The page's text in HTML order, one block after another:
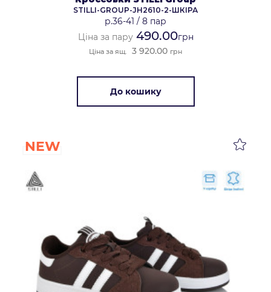
STILLI-GROUP-JH2610-2-ШКІРА
р.36-41 / 8 пар
Ціна за пару490.00грн
Ціна за ящ. 3 920.00 грн
До кошику
NEW